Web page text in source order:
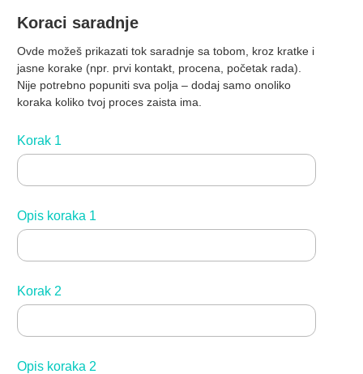
Koraci saradnje
Ovde možeš prikazati tok saradnje sa tobom, kroz kratke i
jasne korake (npr. prvi kontakt, procena, početak rada).
Nije potrebno popuniti sva polja – dodaj samo onoliko
koraka koliko tvoj proces zaista ima.
Korak 1
Opis koraka 1
Korak 2
Opis koraka 2